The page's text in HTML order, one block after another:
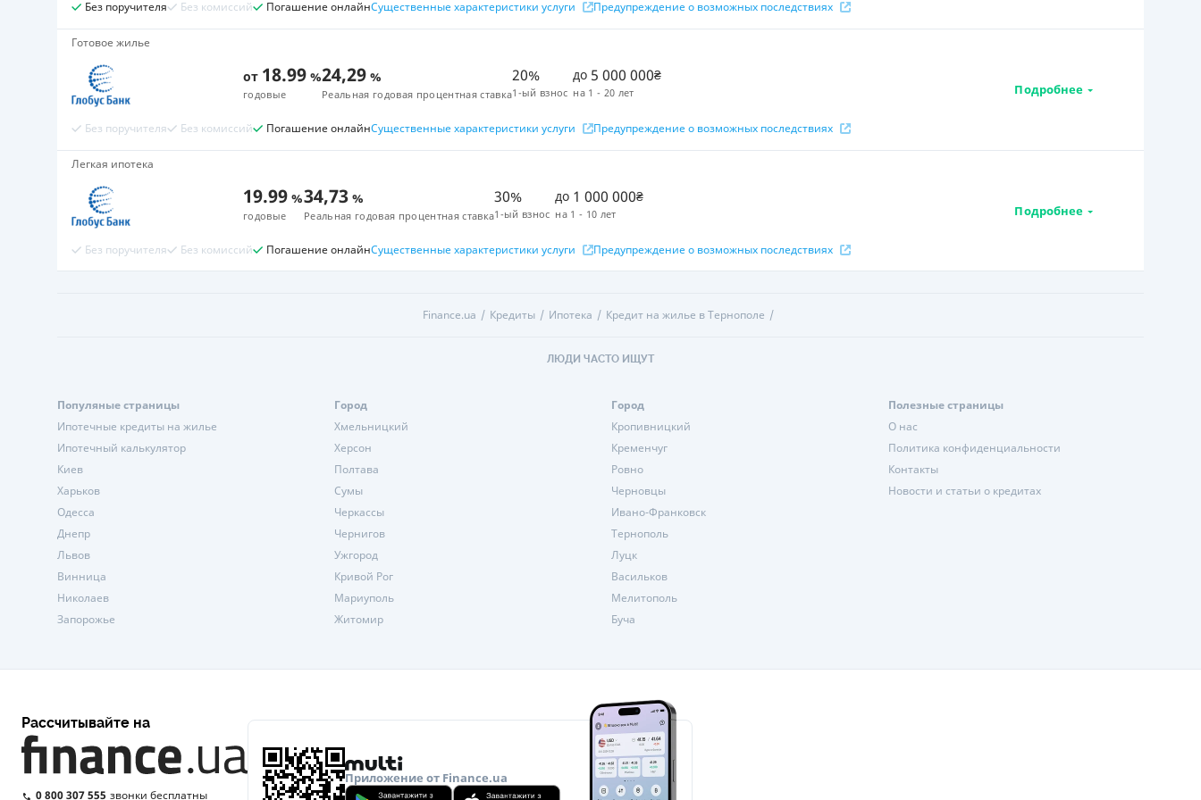
Без поручителя Без комиссий Погашение онлайнСущественные характеристики услуги Предупреждение о возможных последствиях
Готовое жилье
от 18.99 %
годовые
24,29 %
Реальная годовая процентная ставка
20%
1-ый взнос
до 5 000 000₴
на 1 - 20 лет
Без поручителя Без комиссий Погашение онлайнСущественные характеристики услуги Предупреждение о возможных последствиях
Подробнее
Легкая ипотека
19.99 %
годовые
34,73 %
Реальная годовая процентная ставка
30%
1-ый взнос
до 1 000 000₴
на 1 - 10 лет
Без поручителя Без комиссий Погашение онлайнСущественные характеристики услуги Предупреждение о возможных последствиях
Подробнее
Finance.ua Кредиты Ипотека Кредит на жилье в Тернополе
ЛЮДИ ЧАСТО ИЩУТ
Популяные страницы
Ипотечные кредиты на жилье
Ипотечный калькулятор
Киев
Харьков
Одесса
Днепр
Львов
Винница
Николаев
Запорожье
Город
Хмельницкий
Херсон
Полтава
Сумы
Черкассы
Чернигов
Ужгород
Кривой Рог
Мариуполь
Житомир
Город
Кропивницкий
Кременчуг
Ровно
Черновцы
Ивано-Франковск
Тернополь
Луцк
Васильков
Мелитополь
Буча
Полезные страницы
О нас
Политика конфиденциальности
Контакты
Новости и статьи о кредитах
Рассчитывайте на
0 800 307 555 звонки бесплатны
Приложение от Finance.ua